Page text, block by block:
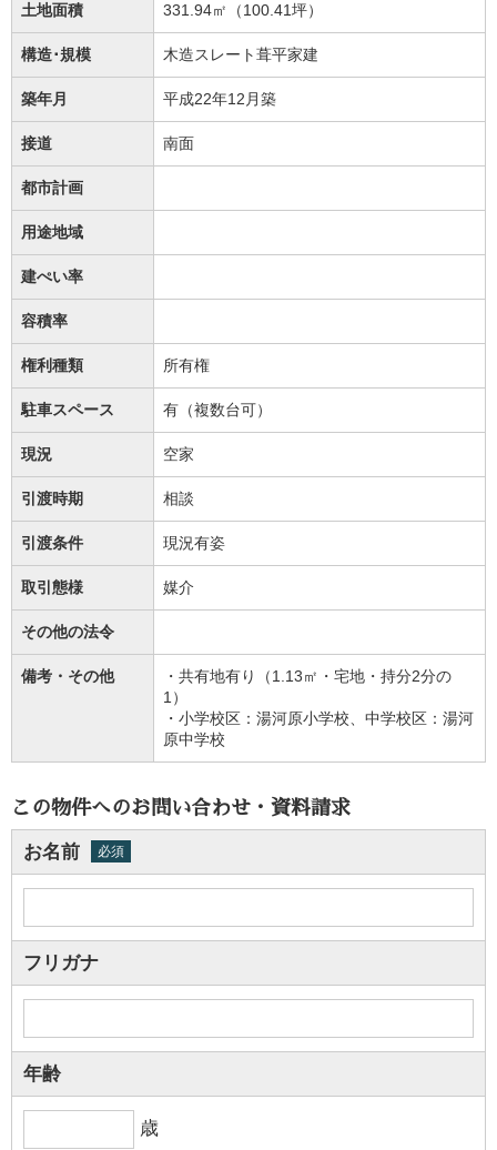
土地面積 331.94㎡（100.41坪）
構造･規模 木造スレート葺平家建
築年月 平成22年12月築
接道 南面
都市計画
用途地域
建ぺい率
容積率
権利種類 所有権
駐車スペース 有（複数台可）
現況 空家
引渡時期 相談
引渡条件 現況有姿
取引態様 媒介
その他の法令
備考・その他
・共有地有り（1.13㎡・宅地・持分2分の
1）
・小学校区：湯河原小学校、中学校区：湯河
原中学校
この物件へのお問い合わせ・資料請求
お名前 必須
フリガナ
年齢
歳